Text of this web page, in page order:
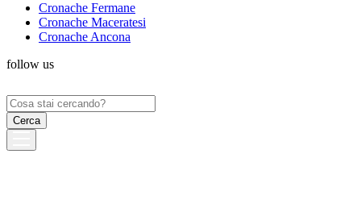
Cronache Fermane
Cronache Maceratesi
Cronache Ancona
follow us
Ricerca
per: